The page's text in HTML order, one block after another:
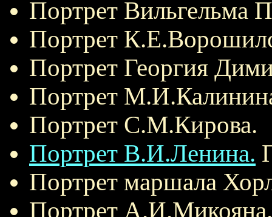
Портрет Вильгельма
Портрет
Портрет Георгия
Портрет
Портрет С.М.Кирова.
Портрет В.И.Ленина.
Портрет маршала
Портрет А.И.Микояна.